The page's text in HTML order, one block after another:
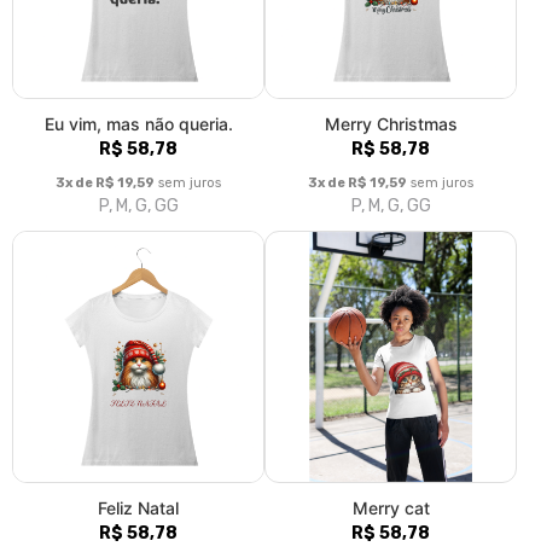
Eu vim, mas não queria.
R$ 58,78
3x de R$ 19,59 sem juros
P, M, G, GG
Merry Christmas
R$ 58,78
3x de R$ 19,59 sem juros
P, M, G, GG
Feliz Natal
R$ 58,78
Merry cat
R$ 58,78